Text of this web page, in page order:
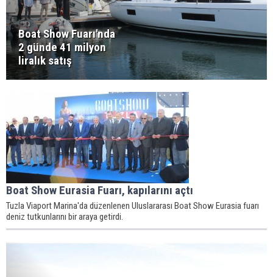
Boat Show Fuarı'nda
2 günde 41 milyon
liralık satış
Boat Show Eurasia Fuarı, kapılarını açtı
Tuzla Viaport Marina'da düzenlenen Uluslararası Boat Show Eurasia fuarı
deniz tutkunlarını bir araya getirdi.